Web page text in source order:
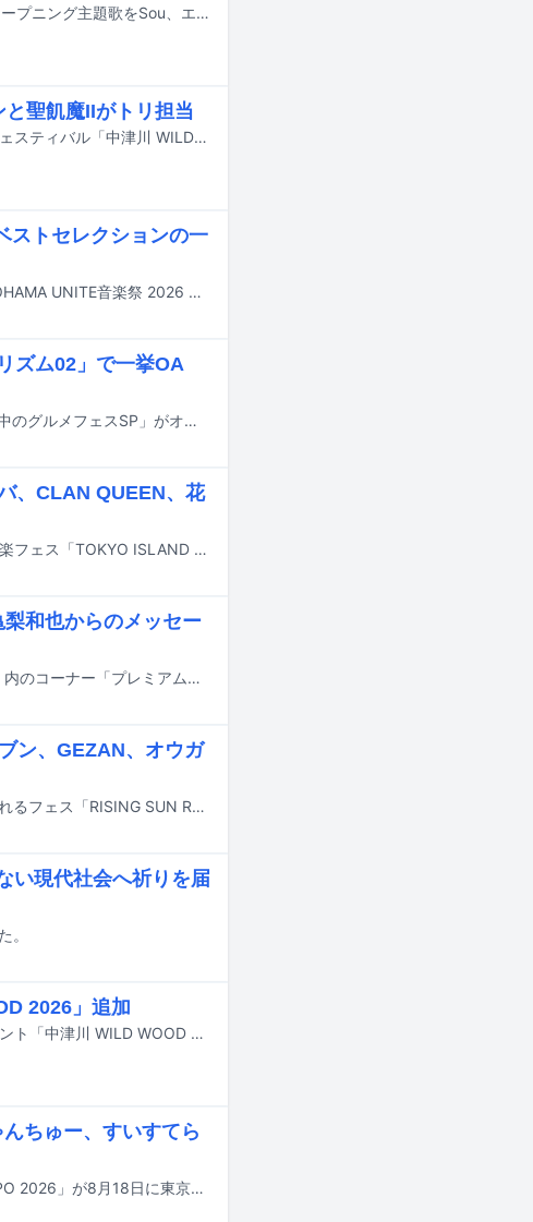
10月より放送されるテレビアニメ「転生ゴブリンだけど質問ある？」のオープニング主題歌をSou、エンディング主題歌をエイハブが担当することが発表された。
聖飢魔IIがトリ担当
9月19日と20日に岐阜・中津川公園内特設ステージで行われる野外音楽フェスティバル「中津川 WILD WOOD 2026」のタイムテーブルが公開された。
ストセレクションの一
7月25日に神奈川・横浜BUNTAIで開催されるスガシカオのライブ「YOKOHAMA UNITE音楽祭 2026 presents スガ シカオ 30th ANNIVERSARY Shikao ＆ The Family Sugar ONE NIGHT LIVE！」の公演内容がアナウンスされた。
ズム02」で一挙OA
明日7月17日深夜放送の日本テレビ系「バズリズム02」で、総集編「真夜中のグルメフェスSP」がオンエアされる。
、CLAN QUEEN、花
10月10日から12日までの3日間、東京・海の森公園にて開催される野外音楽フェス「TOKYO ISLAND 2026」の出演アーティスト第2弾と日割りが発表された。
和也からのメッセー
スガシカオが、7月3日にNHK総合で放送される朝の情報番組「あさイチ」内のコーナー「プレミアムトーク」および「特選！エンタ」に出演する。
ン、GEZAN、オウガ
8月14日と15日に北海道・石狩湾新港樽川ふ頭横野外特設ステージで行われるフェス「RISING SUN ROCK FESTIVAL 2026 in EZO」の出演アーティスト第4弾が発表された。
い現代社会へ祈りを届
。
2026」追加
9月19日と20日に岐阜・中津川公園内特設ステージで行われるライブイベント「中津川 WILD WOOD 2026」の最終出演アーティストが発表された。
ちゅー、すいすてら
音楽とカルチャーのフェス「ASOBISYSTEM 19th Anniversary ASOBIEXPO 2026」が8月18日に東京・TOYOTA ARENA TOKYOで開催される。